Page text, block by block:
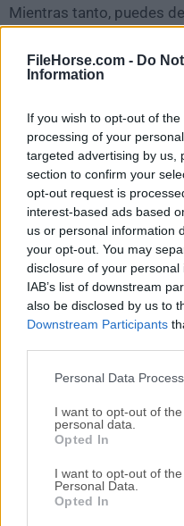
FileHorse.com - Do
Information
If you wish to opt-out of
processing of your
targeted advertising by us,
section to confirm your
opt-out request is
interest-based ads based
us or personal information
your opt-out. You may
disclosure of your
IAB’s list of downstream
also be disclosed by us to
Downstream Participants
Personal Data
I want to opt-out of
personal data.
Opted In
I want to opt-out of
Personal Data.
Opted In
Mientras tanto, puedes
Para aquellos
simplemente hazclic
Todas las versiones
sitio web son
disponibles para su
Nos encantaría saber de
Si tienes alguna
con nosotros, dirígete a
háznoslo saber.